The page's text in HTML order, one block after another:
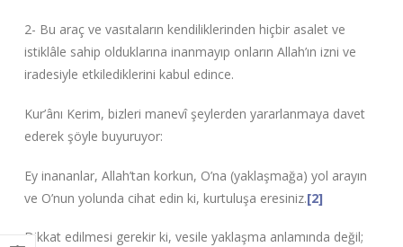
2- Bu araç ve vasıtaların kendiliklerinden hiçbir asalet ve
istiklâle sahip olduklarına inanmayıp onların Allah’ın izni ve
iradesiyle etkilediklerini kabul edince.
Kur’ânı Kerim, bizleri manevî şeylerden yararlanmaya davet
ederek şöyle buyuruyor:
Ey inananlar, Allah’tan korkun, O’na (yaklaşmağa) yol arayın
ve O’nun yolunda cihat edin ki, kurtuluşa eresiniz.[2]
Dikkat edilmesi gerekir ki, vesile yaklaşma anlamında değil;